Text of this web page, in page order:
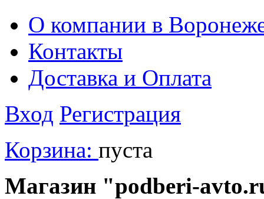
О компании в
Контакты
Доставка и Оплата
Вход Регистрация
Корзина: пуста
Магазин "podberi-